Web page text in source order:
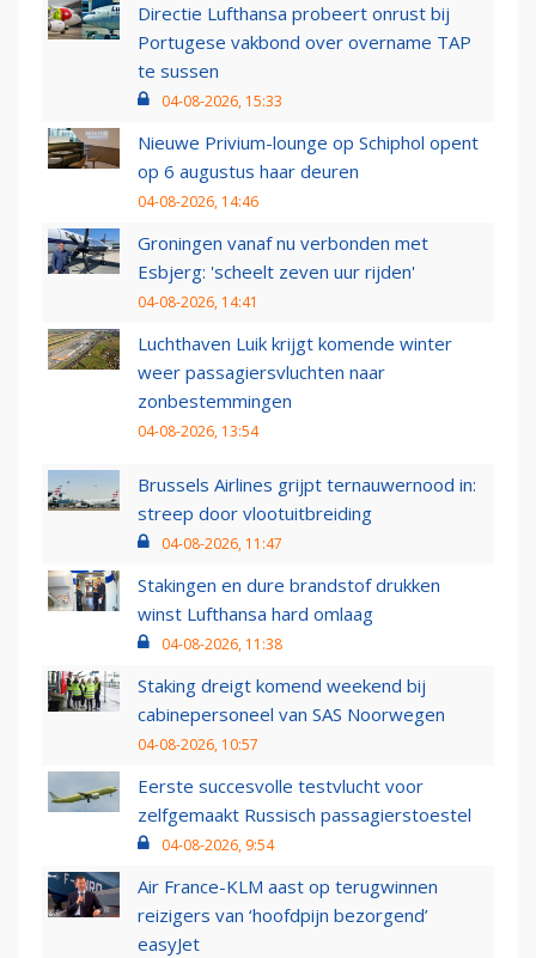
Directie Lufthansa probeert onrust bij
Portugese vakbond over overname TAP
te sussen
04-08-2026, 15:33
Nieuwe Privium-lounge op Schiphol opent
op 6 augustus haar deuren
04-08-2026, 14:46
Groningen vanaf nu verbonden met
Esbjerg: 'scheelt zeven uur rijden'
04-08-2026, 14:41
Luchthaven Luik krijgt komende winter
weer passagiersvluchten naar
zonbestemmingen
04-08-2026, 13:54
Brussels Airlines grijpt ternauwernood in:
streep door vlootuitbreiding
04-08-2026, 11:47
Stakingen en dure brandstof drukken
winst Lufthansa hard omlaag
04-08-2026, 11:38
Staking dreigt komend weekend bij
cabinepersoneel van SAS Noorwegen
04-08-2026, 10:57
Eerste succesvolle testvlucht voor
zelfgemaakt Russisch passagierstoestel
04-08-2026, 9:54
Air France-KLM aast op terugwinnen
reizigers van ‘hoofdpijn bezorgend’
easyJet